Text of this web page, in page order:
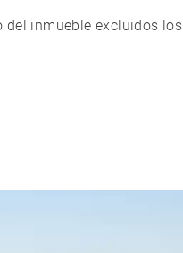
del inmueble excluidos los